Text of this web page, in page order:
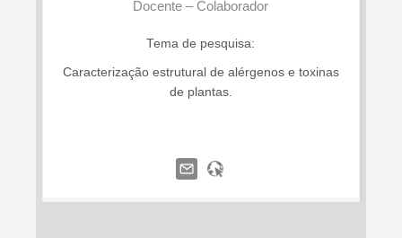
Docente – Colaborador
Tema de pesquisa:
Caracterização estrutural de alérgenos e toxinas
de plantas.